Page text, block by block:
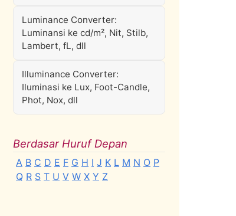
Luminance Converter:
Luminansi ke cd/m², Nit, Stilb,
Lambert, fL, dll
Illuminance Converter:
Iluminasi ke Lux, Foot-Candle,
Phot, Nox, dll
Berdasar Huruf Depan
A B C D E F G H I J K L M N O P
Q R S T U V W X Y Z